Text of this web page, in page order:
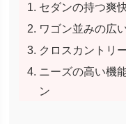
セダンの持つ爽
ワゴン並みの広
クロスカントリ
ニーズの高い機
ン